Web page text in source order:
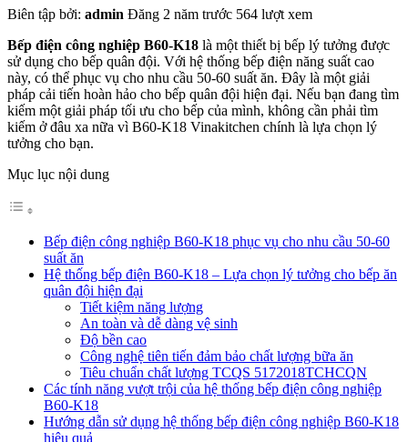
Biên tập bởi: admin Đăng 2 năm trước 564 lượt xem
Bếp điện công nghiệp B60-K18 là một thiết bị bếp lý tưởng được
sử dụng cho bếp quân đội. Với hệ thống bếp điện năng suất cao
này, có thể phục vụ cho nhu cầu 50-60 suất ăn. Đây là một giải
pháp cải tiến hoàn hảo cho bếp quân đội hiện đại. Nếu bạn đang tìm
kiếm một giải pháp tối ưu cho bếp của mình, không cần phải tìm
kiếm ở đâu xa nữa vì B60-K18 Vinakitchen chính là lựa chọn lý
tưởng cho bạn.
Mục lục nội dung
Bếp điện công nghiệp B60-K18 phục vụ cho nhu cầu 50-60
suất ăn
Hệ thống bếp điện B60-K18 – Lựa chọn lý tưởng cho bếp ăn
quân đội hiện đại
Tiết kiệm năng lượng
An toàn và dễ dàng vệ sinh
Độ bền cao
Công nghệ tiên tiến đảm bảo chất lượng bữa ăn
Tiêu chuẩn chất lượng TCQS 5172018TCHCQN
Các tính năng vượt trội của hệ thống bếp điện công nghiệp
B60-K18
Hướng dẫn sử dụng hệ thống bếp điện công nghiệp B60-K18
hiệu quả